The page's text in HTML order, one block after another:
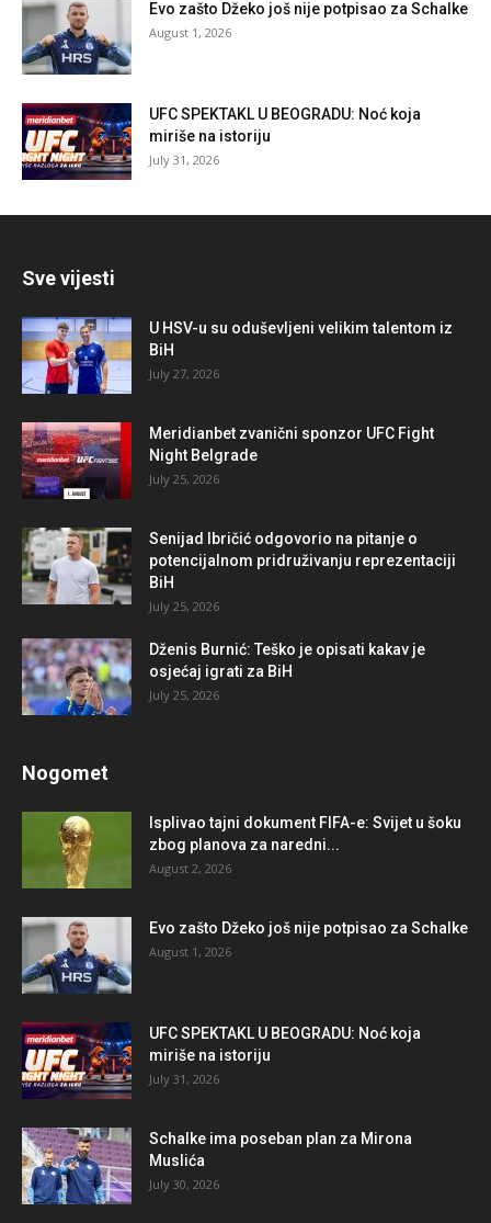
Evo zašto Džeko još nije potpisao za Schalke
August 1, 2026
UFC SPEKTAKL U BEOGRADU: Noć koja
miriše na istoriju
July 31, 2026
Sve vijesti
U HSV-u su oduševljeni velikim talentom iz
BiH
July 27, 2026
Meridianbet zvanični sponzor UFC Fight
Night Belgrade
July 25, 2026
Senijad Ibričić odgovorio na pitanje o
potencijalnom pridruživanju reprezentaciji
BiH
July 25, 2026
Dženis Burnić: Teško je opisati kakav je
osjećaj igrati za BiH
July 25, 2026
Nogomet
Isplivao tajni dokument FIFA-e: Svijet u šoku
zbog planova za naredni...
August 2, 2026
Evo zašto Džeko još nije potpisao za Schalke
August 1, 2026
UFC SPEKTAKL U BEOGRADU: Noć koja
miriše na istoriju
July 31, 2026
Schalke ima poseban plan za Mirona
Muslića
July 30, 2026